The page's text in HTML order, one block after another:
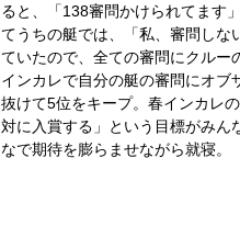
ると、「138審問かけられてます
てうちの艇では、「私、審問しな
ていたので、全ての審問にクルー
インカレで自分の艇の審問にオ
抜けて5位をキープ。春インカレ
対に入賞する」という目標がみん
なで期待を膨らませながら就寝。